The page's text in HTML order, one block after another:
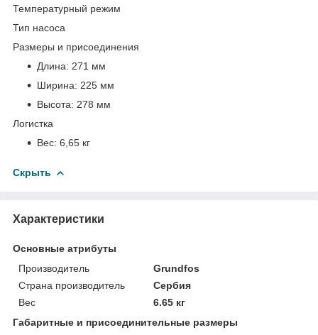
Температурный режим
Тип насоса
Размеры и присоединения
Длина: 271 мм
Ширина: 225 мм
Высота: 278 мм
Логистка
Вес: 6,65 кг
Скрыть
Характеристики
Основные атрибуты
Производитель
Grundfos
Страна производитель
Сербия
Вес
6.65 кг
Габаритные и присоединительные размеры